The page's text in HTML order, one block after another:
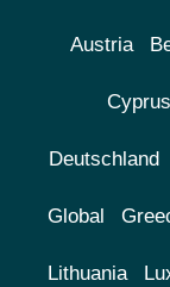
Austria
Cyprus
Deutschland
Global
Lithuania